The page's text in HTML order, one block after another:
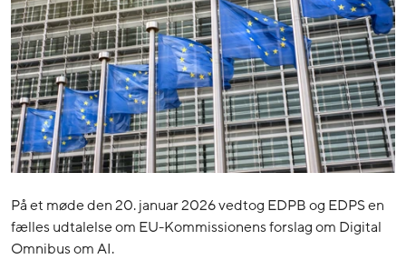
På et møde den 20. januar 2026 vedtog EDPB og EDPS en
fælles udtalelse om EU-Kommissionens forslag om Digital
Omnibus om AI.